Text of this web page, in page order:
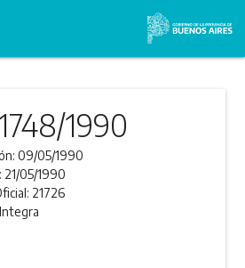
1990
09/05/1990
21/05/1990
21726
Integra